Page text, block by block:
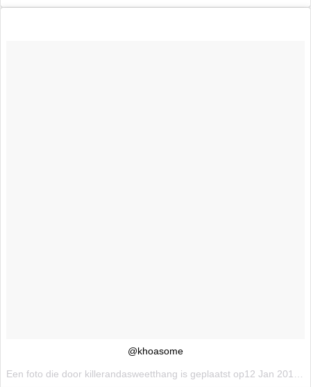
@khoasome
Een foto die door killerandasweetthang is geplaatst op12 Jan 2016 om 3:13 PST